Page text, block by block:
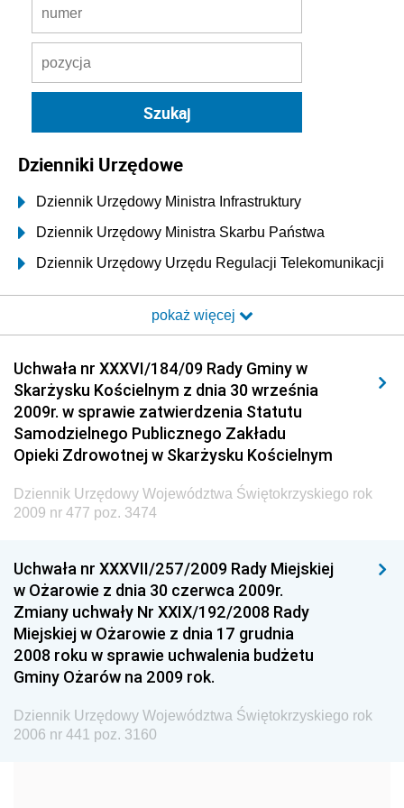
Dzienniki Urzędowe
Dziennik Urzędowy Ministra Infrastruktury
Dziennik Urzędowy Ministra Skarbu Państwa
Dziennik Urzędowy Urzędu Regulacji Telekomunikacji
Dziennik Urzędowy Ministra Transportu i Budownictwa
Elektronicznej
Dziennik Urzędowy Ministra Spraw Wewnętrznych i
Administracji
Dziennik Urzędowy Ministra Transportu
Dziennik Urzędowy Ministra Budownictwa
Dziennik Urzędowy Ministra Nauki i Szkolnictwa
Dziennik Urzędowy Głównego Urzędu Miar
Dziennik Urzędowy Ministra Rolnictwa i Rozwoju Wsi
Dziennik Urzędowy Ministra Edukacji Narodowej i
Sportu
Dziennik Urzędowy Ministra Edukacji i Nauki
Dziennik Urzędowy Ministra Edukacji Narodowej
Dziennik Urzędowy Ministra Gospodarki Morskiej
pokaż więcej
Uchwała nr XXXVI/184/09 Rady Gminy w
Skarżysku Kościelnym z dnia 30 września
2009r. w sprawie zatwierdzenia Statutu
Samodzielnego Publicznego Zakładu
Opieki Zdrowotnej w Skarżysku Kościelnym
Dziennik Urzędowy Województwa Świętokrzyskiego rok
2009 nr 477 poz. 3474
Uchwała nr XXXVII/257/2009 Rady Miejskiej
w Ożarowie z dnia 30 czerwca 2009r.
Zmiany uchwały Nr XXIX/192/2008 Rady
Miejskiej w Ożarowie z dnia 17 grudnia
2008 roku w sprawie uchwalenia budżetu
Gminy Ożarów na 2009 rok.
Dziennik Urzędowy Województwa Świętokrzyskiego rok
2006 nr 441 poz. 3160